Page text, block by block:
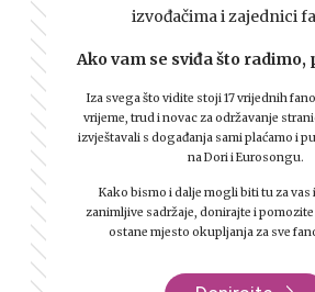
izvođačima i zajednici
Ako vam se sviđa što radimo,
Iza svega što vidite stoji 17 vrijednih
vrijeme, trud i novac za održavanje
izvještavali s događanja sami plaćamo i
na Dori i Eurosongu.
Kako bismo i dalje mogli biti tu za
zanimljive sadržaje, donirajte i pomozite
ostane mjesto okupljanja za sve